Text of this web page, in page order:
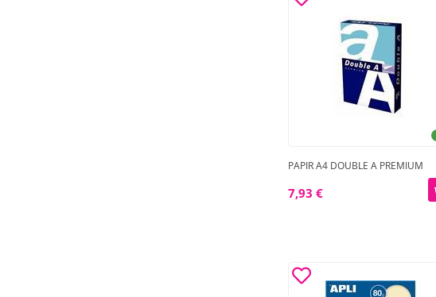
PAPIR A4 DOUBLE A PREMIUM
7,93 €